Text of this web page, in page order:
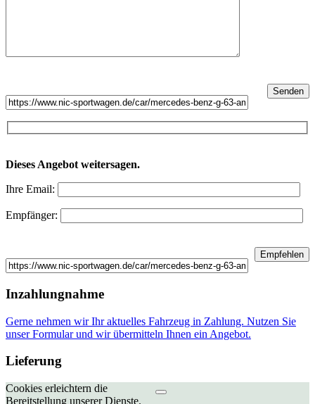
Dieses Angebot weitersagen.
Ihre Email:
Empfänger:
Inzahlungnahme
Gerne nehmen wir Ihr aktuelles Fahrzeug in Zahlung. Nutzen Sie
unser Formular und wir übermitteln Ihnen ein Angebot.
Lieferung
Cookies erleichtern die
Bereitstellung unserer Dienste.